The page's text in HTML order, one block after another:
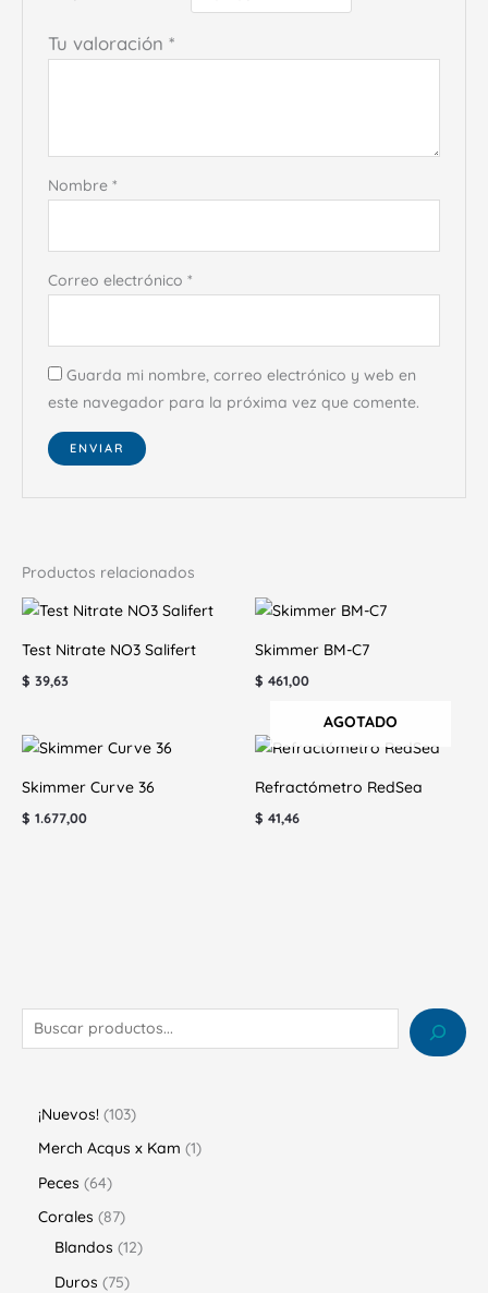
¡Nuevos! 103
Merch Acqus x Kam 1
Peces
64
Corales 87
Blandos 12
Duros
75
Tu valoración*
Nombre*
Correo electrónico*
Guarda mi nombre, correo electrónico y web en
este navegador para la próxima vez que comente.
Productos relacionados
Test Nitrate NO3 Salifert
$ 39,63
Skimmer BM-C7
$ 461,00
Skimmer Curve 36
$ 1.677,00
AGOTADO
Refractómetro RedSea
$ 41,46